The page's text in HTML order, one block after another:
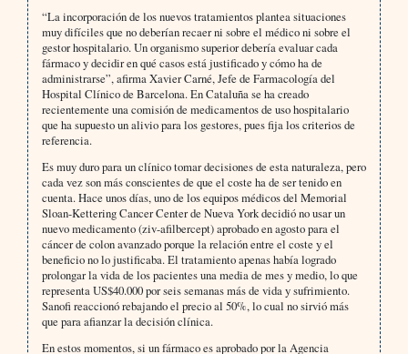
“La incorporación de los nuevos tratamientos plantea situaciones
muy difíciles que no deberían recaer ni sobre el médico ni sobre el
gestor hospitalario. Un organismo superior debería evaluar cada
fármaco y decidir en qué casos está justificado y cómo ha de
administrarse”, afirma Xavier Carné, Jefe de Farmacología del
Hospital Clínico de Barcelona. En Cataluña se ha creado
recientemente una comisión de medicamentos de uso hospitalario
que ha supuesto un alivio para los gestores, pues fija los criterios de
referencia.
Es muy duro para un clínico tomar decisiones de esta naturaleza, pero
cada vez son más conscientes de que el coste ha de ser tenido en
cuenta. Hace unos días, uno de los equipos médicos del Memorial
Sloan-Kettering Cancer Center de Nueva York decidió no usar un
nuevo medicamento (ziv-afilbercept) aprobado en agosto para el
cáncer de colon avanzado porque la relación entre el coste y el
beneficio no lo justificaba. El tratamiento apenas había logrado
prolongar la vida de los pacientes una media de mes y medio, lo que
representa US$40.000 por seis semanas más de vida y sufrimiento.
Sanofi reaccionó rebajando el precio al 50%, lo cual no sirvió más
que para afianzar la decisión clínica.
En estos momentos, si un fármaco es aprobado por la Agencia